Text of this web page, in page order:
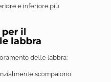
e inferiore più
il
labbra
delle labbra:
scompaiono